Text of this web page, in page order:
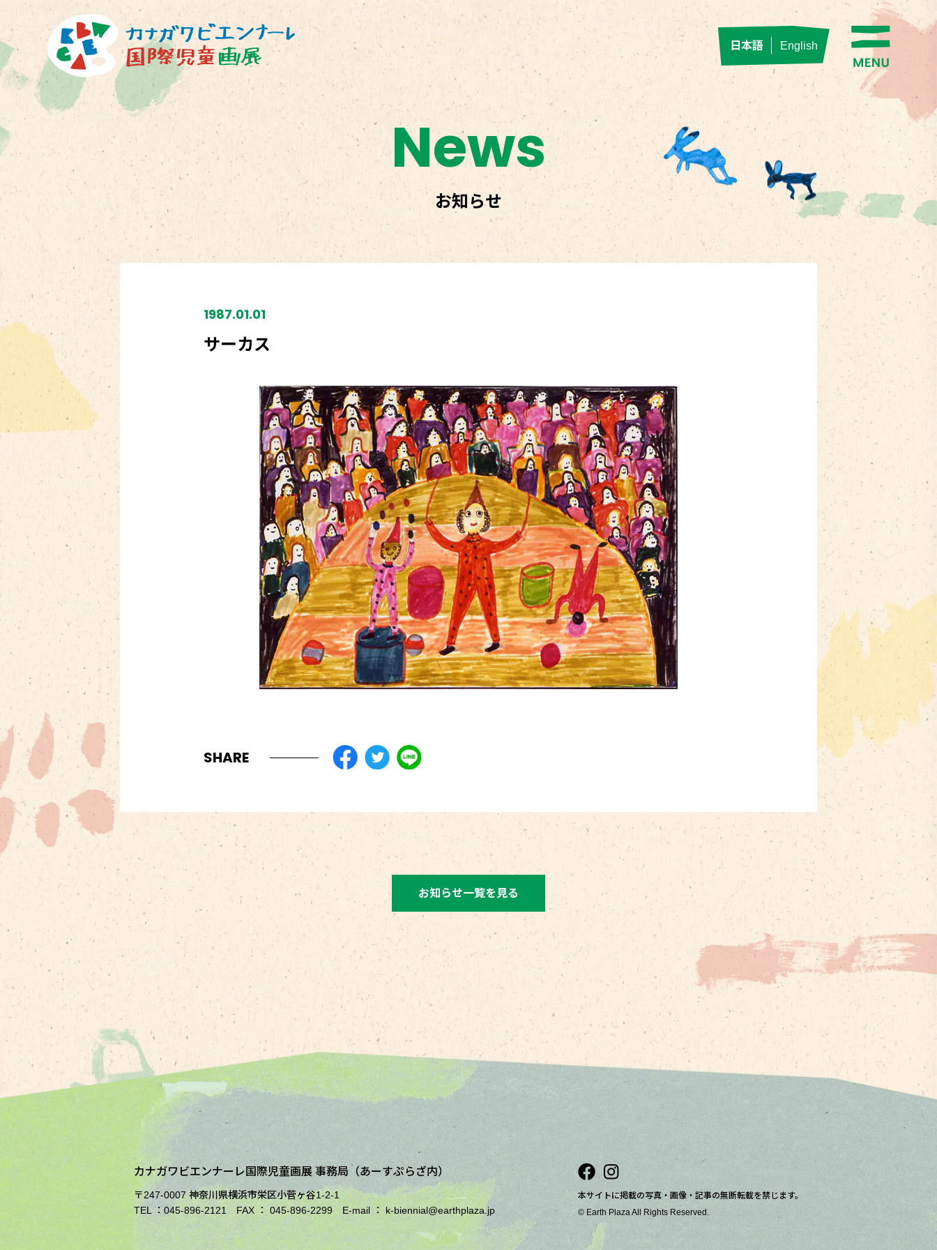
English
日本語
News
お知らせ
1987.01.01
サーカス
SHARE
お知らせ一覧を見る
カナガワビエンナーレ国際児童画展 事務局（あーすぷらざ内）
〒247-0007 神奈川県横浜市栄区小菅ヶ谷1-2-1
TEL ：045-896-2121 FAX ： 045-896-2299 E-mail ： k-biennial@earthplaza.jp
本サイトに掲載の写真・画像・記事の無断転載を禁じます。
© Earth Plaza All Rights Reserved.